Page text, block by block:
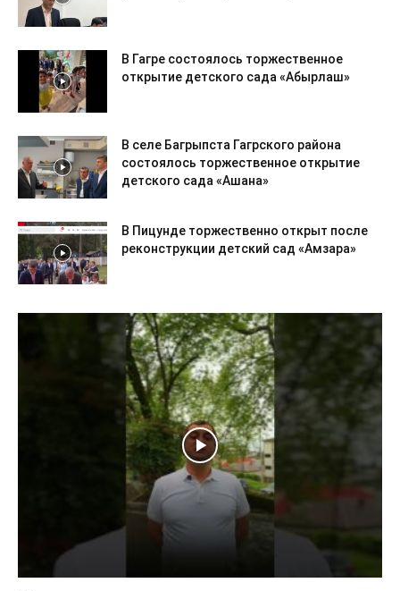
В Гагре состоялось торжественное
открытие детского сада «Абырлаш»
В селе Багрыпста Гагрского района
состоялось торжественное открытие
детского сада «Ашана»
В Пицунде торжественно открыт после
реконструкции детский сад «Амзара»